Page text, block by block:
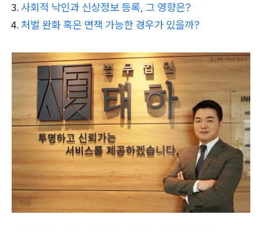
사회적 낙인과 신상정보 등록, 그 영향은?
처벌 완화 혹은 면책 가능한 경우가 있을까?